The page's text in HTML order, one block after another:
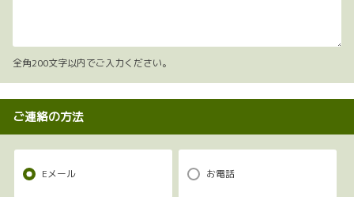
全角200文字以内でご入力ください。
ご連絡の方法
Eメール お電話